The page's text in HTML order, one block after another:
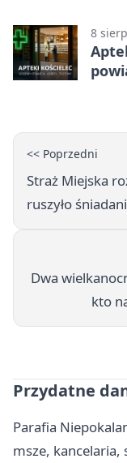
8
<< Poprzedni
Straż Miejska
ruszyło
Dwa
kto
Przydatne
Parafia
msze,